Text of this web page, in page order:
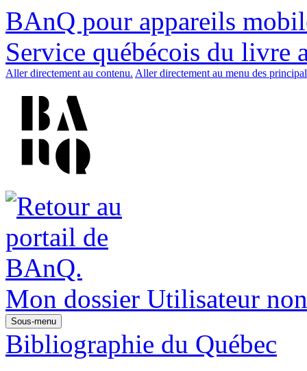
BAnQ pour appareils
Service québécois du livre
Aller directement au contenu. Aller directement au menu des
Mon dossier Utilisateur
Sous-menu
Bibliographie du Québec